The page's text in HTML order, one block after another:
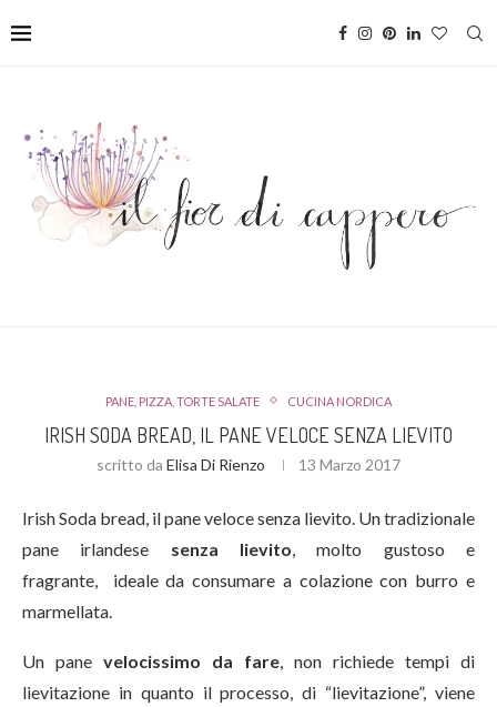
PANE, PIZZA, TORTE SALATE CUCINA NORDICA
IRISH SODA BREAD, IL PANE VELOCE SENZA LIEVITO
scritto da Elisa Di Rienzo 13 Marzo 2017
Irish Soda bread, il pane veloce senza lievito. Un tradizionale
pane irlandese senza lievito , molto gustoso e
fragrante, ideale da consumare a colazione con burro e
marmellata.
Un pane velocissimo da fare , non richiede tempi di
lievitazione in quanto il processo, di “lievitazione”, viene